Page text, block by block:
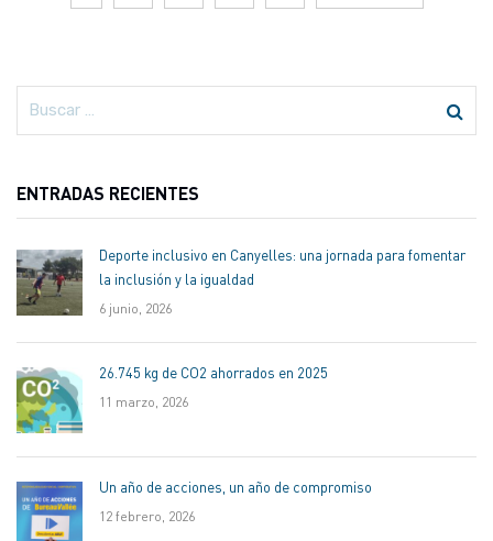
ENTRADAS RECIENTES
Deporte inclusivo en Canyelles: una jornada para fomentar
la inclusión y la igualdad
6 junio, 2026
26.745 kg de CO2 ahorrados en 2025
11 marzo, 2026
Un año de acciones, un año de compromiso
12 febrero, 2026